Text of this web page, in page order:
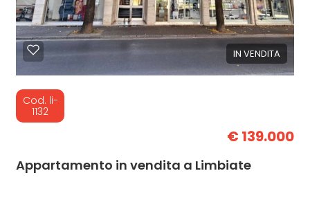
IN VENDITA
Cod. li-
1132
€ 139.000
Appartamento in vendita a Limbiate